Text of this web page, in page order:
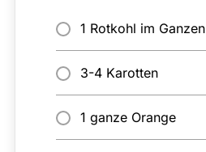
1 Rotkohl im Ganzen
3-4 Karotten
1 ganze Orange